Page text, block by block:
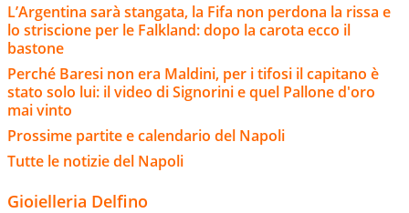
L’Argentina sarà stangata, la Fifa non perdona la rissa e
lo striscione per le Falkland: dopo la carota ecco il
bastone
Perché Baresi non era Maldini, per i tifosi il capitano è
stato solo lui: il video di Signorini e quel Pallone d'oro
mai vinto
Prossime partite e calendario del Napoli
Tutte le notizie del Napoli
Gioielleria Delfino